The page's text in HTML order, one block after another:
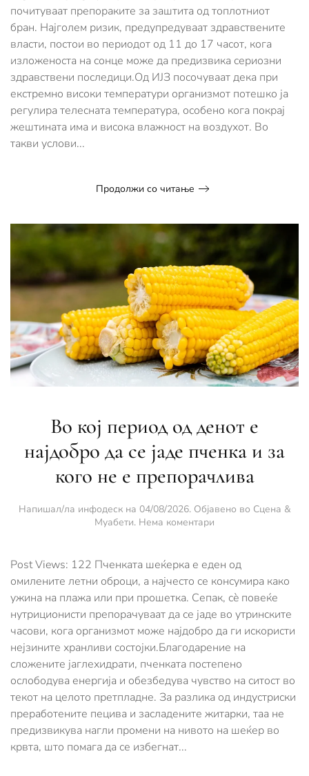
ги
препораките
за
заштита
од
топлотен
удар
почитуваат препораките за заштита од топлотниот
бран. Најголем ризик, предупредуваат здравствените
власти, постои во периодот од 11 до 17 часот, кога
изложеноста на сонце може да предизвика сериозни
здравствени последици.Од ИЈЗ посочуваат дека при
екстремно високи температури организмот потешко ја
регулира телесната температура, особено кога покрај
жештината има и висока влажност на воздухот. Во
такви услови...
Продолжи со читање
Во кој период од денот е
најдобро да се јаде пченка и за
кого не е препорачлива
Напишал/ла инфодескна 04/08/2026. Објавено во Сцена &
Муабети. Нема коментари
период
денот
е
најдобро
да
се
јаде
пченка
и
за
кого
не
е
Post Views: 122 Пченката шеќерка е еден од
омилените летни оброци, а најчесто се консумира како
ужина на плажа или при прошетка. Сепак, сè повеќе
нутриционисти препорачуваат да се јаде во утринските
часови, кога организмот може најдобро да ги искористи
нејзините хранливи состојки.Благодарение на
сложените јаглехидрати, пченката постепено
ослободува енергија и обезбедува чувство на ситост во
текот на целото претпладне. За разлика од индустриски
преработените пецива и засладените житарки, таа не
предизвикува нагли промени на нивото на шеќер во
крвта, што помага да се избегнат...